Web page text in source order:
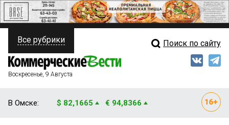
ПОЛИТИКА
ФИНАНСЫ
Свежий выпуск
Все рубрики Поиск по сайту
Воскресенье, 9 Августа
В Омске: $ 82,1665 € 94,8366